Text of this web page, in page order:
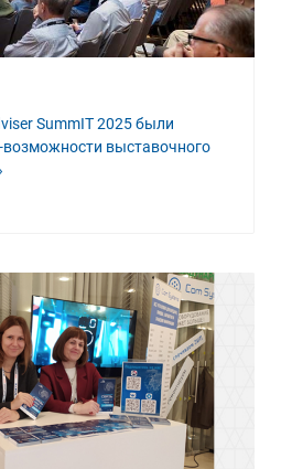
SummIT 2025 были
возможности выставочного